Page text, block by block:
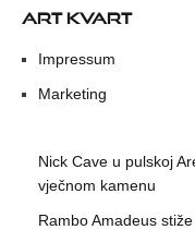
ART KVART
Impressum
Marketing
Nick Cave u pulskoj
vječnom kamenu
Rambo Amadeus